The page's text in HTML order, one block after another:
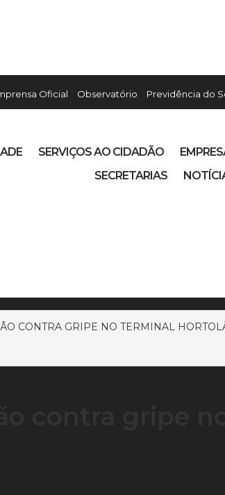
Oficial Observatório Previdência do
SERVIÇOS AO CIDADÃO
SECRETARIAS
CONTRA GRIPE NO TERMINAL